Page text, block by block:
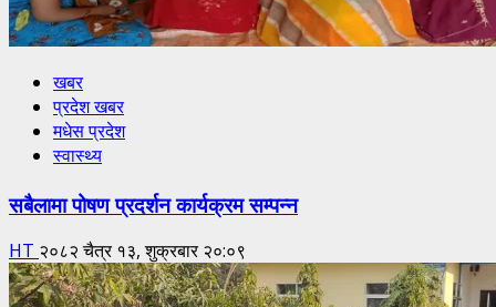
खबर
प्रदेश खबर
मधेस प्रदेश
स्वास्थ्य
सबैलामा पोषण प्रदर्शन कार्यक्रम सम्पन्न
HT २०८२ चैत्र १३, शुक्रबार २०:०९